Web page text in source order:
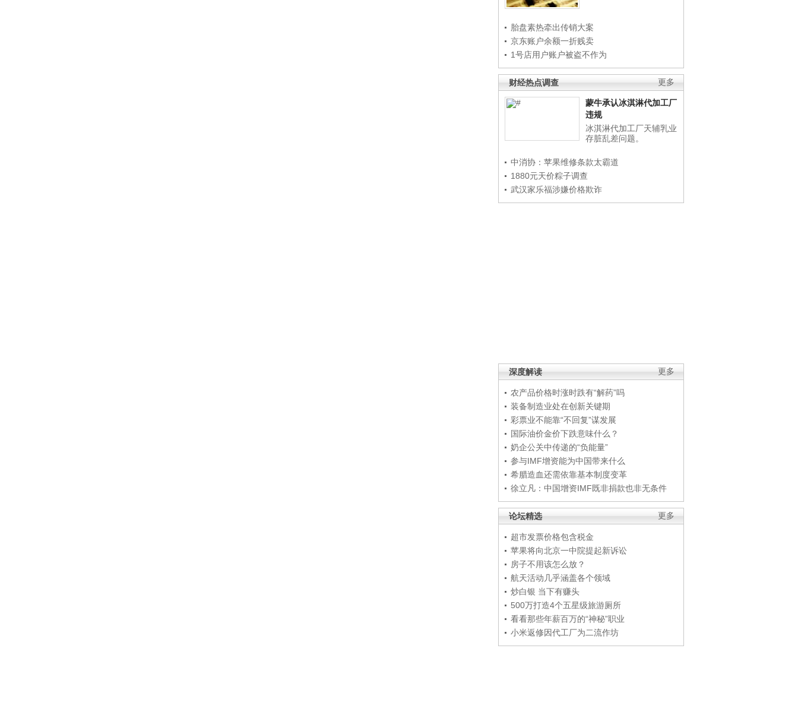
胎盘素热牵出传销大案
京东账户余额一折贱卖
1号店用户账户被盗不作为
更多
财经热点调查
蒙牛承认冰淇淋代加工厂
违规
冰淇淋代加工厂天辅乳业
存脏乱差问题。
中消协：苹果维修条款太霸道
1880元天价粽子调查
武汉家乐福涉嫌价格欺诈
更多
深度解读
农产品价格时涨时跌有“解药”吗
装备制造业处在创新关键期
彩票业不能靠“不回复”谋发展
国际油价金价下跌意味什么？
奶企公关中传递的“负能量”
参与IMF增资能为中国带来什么
希腊造血还需依靠基本制度变革
徐立凡：中国增资IMF既非捐款也非无条件
更多
论坛精选
超市发票价格包含税金
苹果将向北京一中院提起新诉讼
房子不用该怎么放？
航天活动几乎涵盖各个领域
炒白银 当下有赚头
500万打造4个五星级旅游厕所
看看那些年薪百万的“神秘”职业
小米返修因代工厂为二流作坊